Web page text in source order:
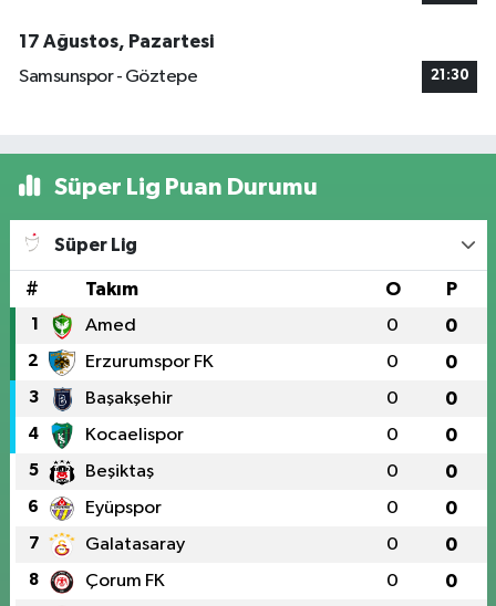
17 Ağustos, Pazartesi
Samsunspor - Göztepe
21:30
Süper Lig Puan Durumu
Süper Lig
# Takım O P
1 Amed 0 0
2 Erzurumspor FK 0 0
3 Başakşehir 0 0
4 Kocaelispor 0 0
5 Beşiktaş 0 0
6 Eyüpspor 0 0
7 Galatasaray 0 0
8 Çorum FK 0 0